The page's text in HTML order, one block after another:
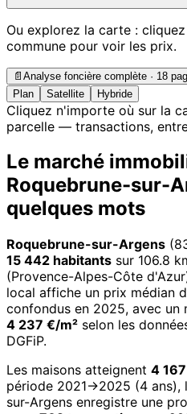
Ou explorez la carte :
commune pour voir les prix.
📄 Analyse foncière complète · 18
Plan
Satellite Hybride
Cliquez n'importe où sur la
parcelle — transactions,
Le marché
Roquebrune-sur-
quelques mots
Roquebrune-sur-Argens
15 442 habitants sur 106.8
(Provence-Alpes-Côte
local affiche un prix médian
confondus en 2025, avec un
4 237 €/m² selon les
DGFiP.
Les maisons atteignent 4
période 2021→2025 (4 ans),
sur-Argens enregistre une